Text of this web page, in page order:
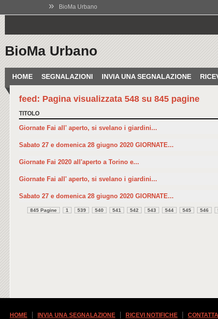
» BioMa Urbano
BioMa Urbano
HOME SEGNALAZIONI INVIA UNA SEGNALAZIONE
feed: Pagina visualizzata 548 su 845 pagine
TITOLO
Giornate Fai all' aperto, si svelano i giardini...
Sabato 27 e domenica 28 giugno 2020 GIORNATE...
Giornate Fai 2020 all'aperto a Torino e...
Giornate Fai all' aperto, si svelano i giardini...
Sabato 27 e domenica 28 giugno 2020 GIORNATE...
845 Pagine 1 539 540 541 542 543 544 545 546
HOME INVIA UNA SEGNALAZIONE RICEVI NOTIFICHE